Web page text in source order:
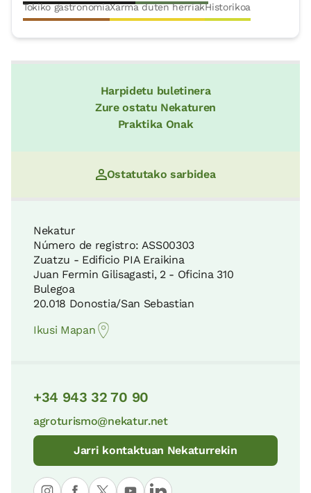
Tokiko gastronomiaXarma duten herriakHistorikoa
Harpidetu buletinera
Zure ostatu Nekaturen
Praktika Onak
Ostatutako sarbidea
Nekatur
Número de registro: ASS00303
Zuatzu - Edificio PIA Eraikina
Juan Fermin Gilisagasti, 2 - Oficina 310
Bulegoa
20.018 Donostia/San Sebastian
Ikusi Mapan
+34 943 32 70 90
agroturismo@nekatur.net
Jarri kontaktuan Nekaturrekin